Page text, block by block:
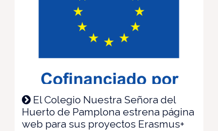
El Colegio Nuestra Señora del
Huerto de Pamplona estrena página
web para sus proyectos Erasmus+